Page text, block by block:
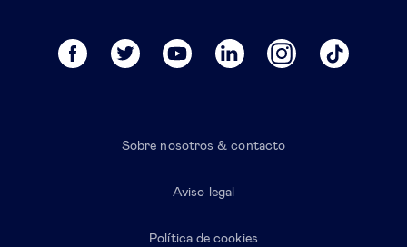
Sobre nosotros & contacto
Aviso legal
Política de cookies